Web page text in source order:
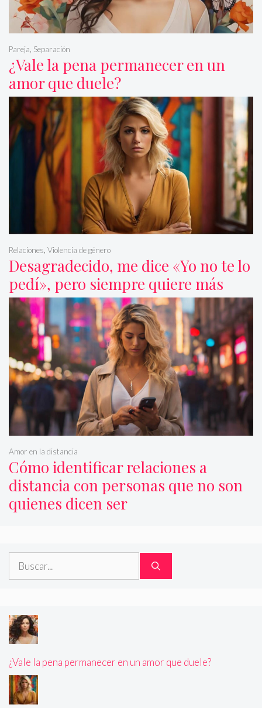
¿Vale la pena permanecer en un
amor que duele?
Pareja Separación
Desagradecido, me dice «Yo no te lo
pedí», pero siempre quiere más
Relaciones Violencia de género
Cómo identificar relaciones a
distancia con personas que no son
quienes dicen ser
Amor en la distancia
Buscar:
¿Vale la pena permanecer en un amor que duele?